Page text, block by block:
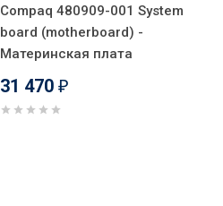
Compaq 480909-001 System
board (motherboard) -
Материнская плата
31 470 ₽